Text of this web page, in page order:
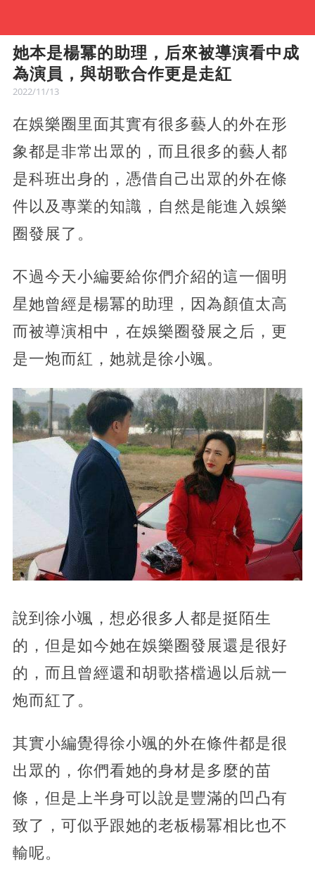
她本是楊冪的助理，后來被導演看中成
為演員，與胡歌合作更是走紅
2022/11/13
在娛樂圈里面其實有很多藝人的外在形
象都是非常出眾的，而且很多的藝人都
是科班出身的，憑借自己出眾的外在條
件以及專業的知識，自然是能進入娛樂
圈發展了。
不過今天小編要給你們介紹的這一個明
星她曾經是楊冪的助理，因為顏值太高
而被導演相中，在娛樂圈發展之后，更
是一炮而紅，她就是徐小颯。
說到徐小颯，想必很多人都是挺陌生
的，但是如今她在娛樂圈發展還是很好
的，而且曾經還和胡歌搭檔過以后就一
炮而紅了。
其實小編覺得徐小颯的外在條件都是很
出眾的，你們看她的身材是多麼的苗
條，但是上半身可以說是豐滿的凹凸有
致了，可似乎跟她的老板楊冪相比也不
輸呢。